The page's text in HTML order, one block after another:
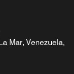
Mar, Venezuela,